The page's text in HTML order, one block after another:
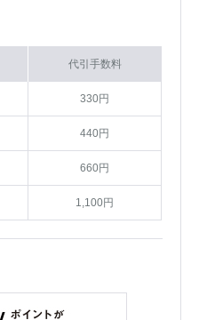
代引手数料
330円
440円
660円
1,100円